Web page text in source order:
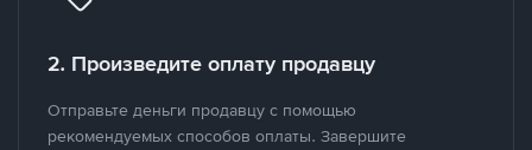
2. Произведите оплату продавцу
Отправьте деньги продавцу с помощью
рекомендуемых способов оплаты. Завершите